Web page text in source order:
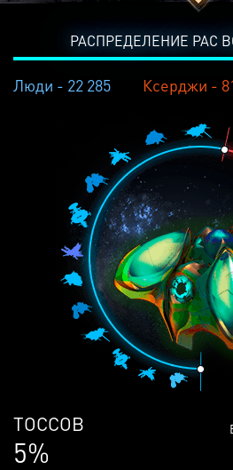
РАСПРЕДЕЛЕНИЕ РАС
Люди - 22 285 Ксерджи -
ЛЮДЕЙ
68%